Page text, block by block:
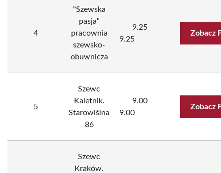
4
"Szewska
pasja"
pracownia
szewsko-
obuwnicza
9.25
9.25
Zobacz
5
Szewc
Kaletnik.
Starowiślna
86
9.00
9.00
Zobacz
Szewc
Kraków.